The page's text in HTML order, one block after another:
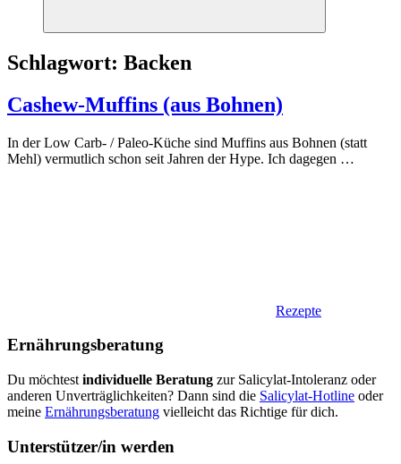
Suchen
Schlagwort: Backen
Cashew-Muffins (aus Bohnen)
In der Low Carb- / Paleo-Küche sind Muffins aus Bohnen (statt
Mehl) vermutlich schon seit Jahren der Hype. Ich dagegen …
Rezepte
Ernährungsberatung
Du möchtest individuelle Beratung zur Salicylat-Intoleranz oder
anderen Unverträglichkeiten? Dann sind die Salicylat-Hotline oder
meine Ernährungsberatung vielleicht das Richtige für dich.
Unterstützer/in werden